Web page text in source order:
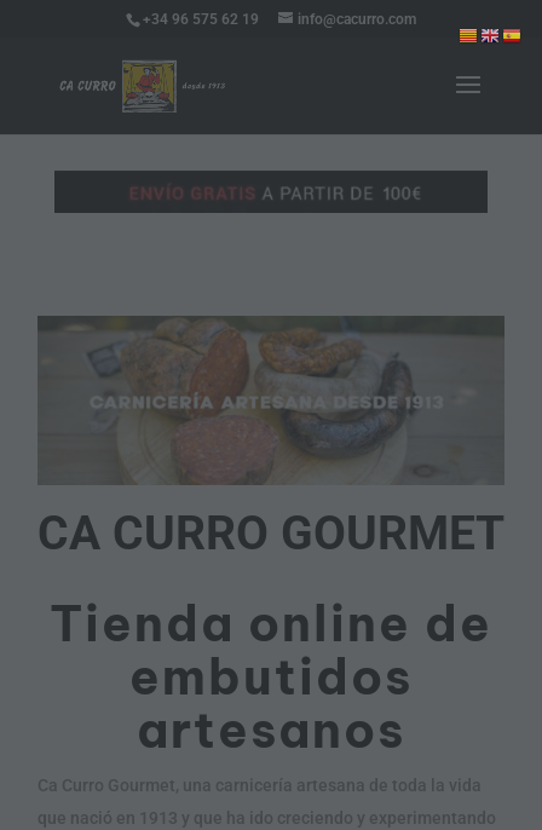
+34 96 575 62 19 info@cacurro.com
CA CURRO GOURMET
Tienda online de
embutidos
artesanos
Ca Curro Gourmet, una carnicería artesana de toda la vida
que nació en 1913 y que ha ido creciendo y experimentando